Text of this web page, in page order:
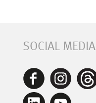
SOCIAL MEDIA